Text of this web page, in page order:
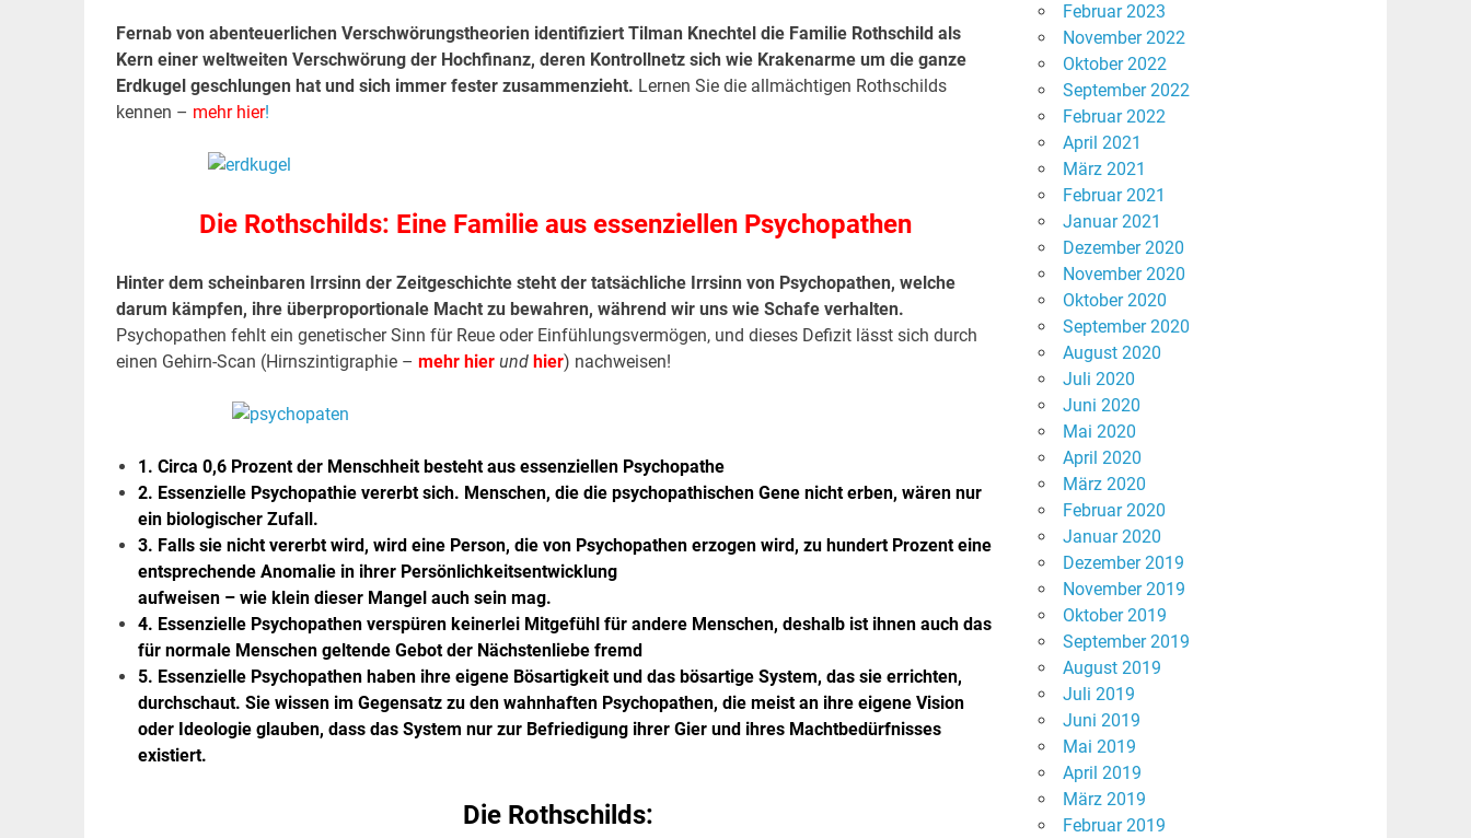
Fernab von abenteuerlichen Verschwörungstheorien identifiziert Tilman Knechtel die Familie Rothschild als
Kern einer weltweiten Verschwörung der Hochfinanz, deren Kontrollnetz sich wie Krakenarme um die ganze
Erdkugel geschlungen hat und sich immer fester zusammenzieht. Lernen Sie die allmächtigen Rothschilds
kennen – mehr hier!
Die Rothschilds: Eine Familie aus essenziellen Psychopathen
Hinter dem scheinbaren Irrsinn der Zeitgeschichte steht der tatsächliche Irrsinn von Psychopathen, welche
darum kämpfen, ihre überproportionale Macht zu bewahren, während wir uns wie Schafe verhalten.
Psychopathen fehlt ein genetischer Sinn für Reue oder Einfühlungsvermögen, und dieses Defizit lässt sich durch
einen Gehirn-Scan (Hirnszintigraphie – mehr hier und hier) nachweisen!
1. Circa 0,6 Prozent der Menschheit besteht aus essenziellen Psychopathe
2. Essenzielle Psychopathie vererbt sich. Menschen, die die psychopathischen Gene nicht erben, wären nur
ein biologischer Zufall.
3. Falls sie nicht vererbt wird, wird eine Person, die von Psychopathen erzogen wird, zu hundert Prozent eine
entsprechende Anomalie in ihrer Persönlichkeitsentwicklung
aufweisen – wie klein dieser Mangel auch sein mag.
4. Essenzielle Psychopathen verspüren keinerlei Mitgefühl für andere Menschen, deshalb ist ihnen auch das
für normale Menschen geltende Gebot der Nächstenliebe fremd
5. Essenzielle Psychopathen haben ihre eigene Bösartigkeit und das bösartige System, das sie errichten,
durchschaut. Sie wissen im Gegensatz zu den wahnhaften Psychopathen, die meist an ihre eigene Vision
oder Ideologie glauben, dass das System nur zur Befriedigung ihrer Gier und ihres Machtbedürfnisses
existiert.
Die Rothschilds:
Februar 2023
November 2022
Oktober 2022
September 2022
Februar 2022
April 2021
März 2021
Februar 2021
Januar 2021
Dezember 2020
November 2020
Oktober 2020
September 2020
August 2020
Juli 2020
Juni 2020
Mai 2020
April 2020
März 2020
Februar 2020
Januar 2020
Dezember 2019
November 2019
Oktober 2019
September 2019
August 2019
Juli 2019
Juni 2019
Mai 2019
April 2019
März 2019
Februar 2019